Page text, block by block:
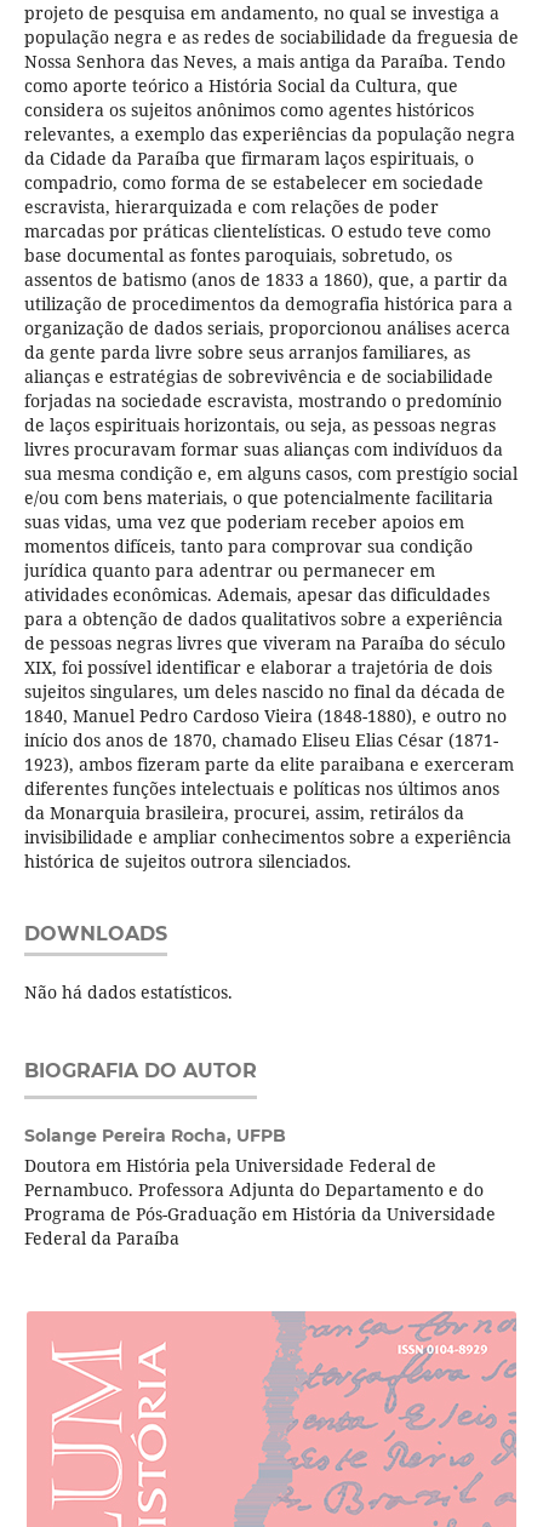
projeto de pesquisa em andamento, no qual se investiga a
população negra e as redes de sociabilidade da freguesia de
Nossa Senhora das Neves, a mais antiga da Paraíba. Tendo
como aporte teórico a História Social da Cultura, que
considera os sujeitos anônimos como agentes históricos
relevantes, a exemplo das experiências da população negra
da Cidade da Paraíba que firmaram laços espirituais, o
compadrio, como forma de se estabelecer em sociedade
escravista, hierarquizada e com relações de poder
marcadas por práticas clientelísticas. O estudo teve como
base documental as fontes paroquiais, sobretudo, os
assentos de batismo (anos de 1833 a 1860), que, a partir da
utilização de procedimentos da demografia histórica para a
organização de dados seriais, proporcionou análises acerca
da gente parda livre sobre seus arranjos familiares, as
alianças e estratégias de sobrevivência e de sociabilidade
forjadas na sociedade escravista, mostrando o predomínio
de laços espirituais horizontais, ou seja, as pessoas negras
livres procuravam formar suas alianças com indivíduos da
sua mesma condição e, em alguns casos, com prestígio social
e/ou com bens materiais, o que potencialmente facilitaria
suas vidas, uma vez que poderiam receber apoios em
momentos difíceis, tanto para comprovar sua condição
jurídica quanto para adentrar ou permanecer em
atividades econômicas. Ademais, apesar das dificuldades
para a obtenção de dados qualitativos sobre a experiência
de pessoas negras livres que viveram na Paraíba do século
XIX, foi possível identificar e elaborar a trajetória de dois
sujeitos singulares, um deles nascido no final da década de
1840, Manuel Pedro Cardoso Vieira (1848-1880), e outro no
início dos anos de 1870, chamado Eliseu Elias César (1871-
1923), ambos fizeram parte da elite paraibana e exerceram
diferentes funções intelectuais e políticas nos últimos anos
da Monarquia brasileira, procurei, assim, retirálos da
invisibilidade e ampliar conhecimentos sobre a experiência
histórica de sujeitos outrora silenciados.
DOWNLOADS
Não há dados estatísticos.
BIOGRAFIA DO AUTOR
Solange Pereira Rocha, UFPB
Doutora em História pela Universidade Federal de
Pernambuco. Professora Adjunta do Departamento e do
Programa de Pós-Graduação em História da Universidade
Federal da Paraíba